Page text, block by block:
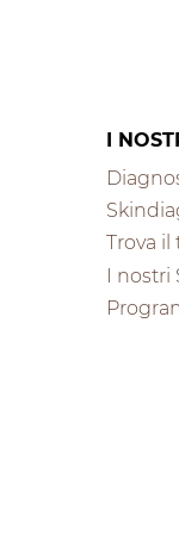
I
Trova il
I nostri